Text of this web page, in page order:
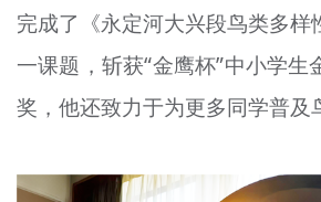
完成了《永定河大兴段鸟类多样
一课题，斩获“金鹰杯”中小学生
奖，他还致力于为更多同学普及